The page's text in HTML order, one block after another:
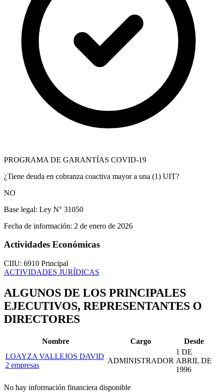
PROGRAMA DE GARANTÍAS COVID-19
¿Tiene deuda en cobranza coactiva mayor a una (1) UIT?
NO
Base legal: Ley N° 31050
Fecha de información: 2 de enero de 2026
Actividades Económicas
CIIU: 6910 Principal
ACTIVIDADES JURÍDICAS
ALGUNOS DE LOS PRINCIPALES
EJECUTIVOS, REPRESENTANTES O
DIRECTORES
Nombre Cargo
Desde
LOAYZA VALLEJOS DAVID
2 empresas
ADMINISTRADOR
1 DE
ABRIL DE
1996
No hay información financiera disponible